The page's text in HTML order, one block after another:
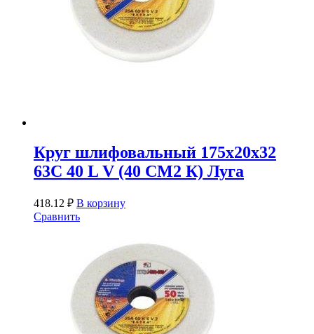
Круг шлифовальный 175х20х32
63С 40 L V (40 СМ2 К) Луга
418.12 ₽ В корзину
Сравнить